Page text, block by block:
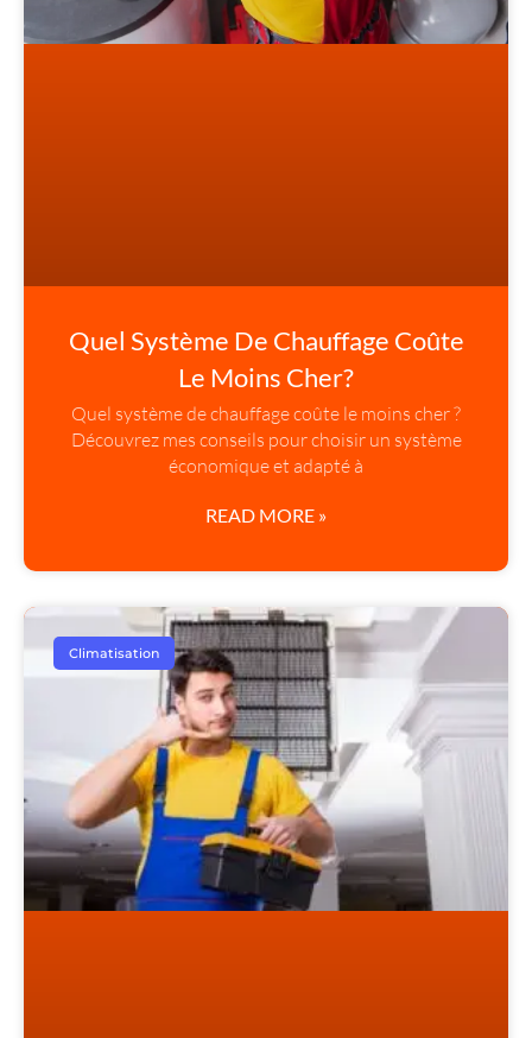
Quel Système De Chauffage Coûte
Le Moins Cher?
Quel système de chauffage coûte le moins cher ?
Découvrez mes conseils pour choisir un système
économique et adapté à
READ MORE »
Climatisation